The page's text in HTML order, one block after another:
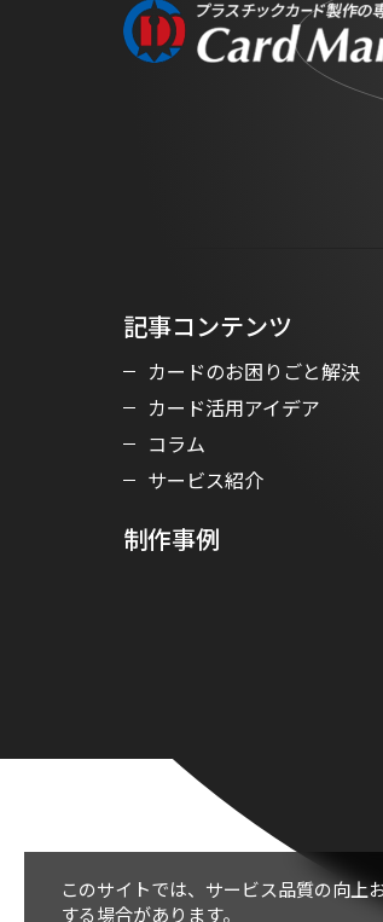
記事コンテンツ
カードのお困りごと解決
カード活用アイデア
コラム
サービス紹介
制作事例
このサイトでは、サービス品質の向上
する場合があります。